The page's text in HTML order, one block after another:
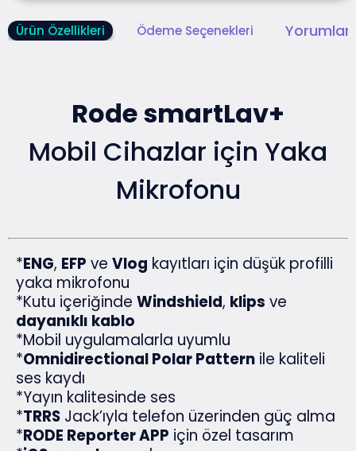
Ürün Özellikleri Ödeme Seçenekleri
Rode smartLav+
Mobil Cihazlar için Yaka
Mikrofonu
*ENG, EFP ve Vlog kayıtları için düşük profilli
yaka mikrofonu
*Kutu içeriğinde Windshield, klips ve
dayanıklı kablo
*Mobil uygulamalarla uyumlu
*Omnidirectional Polar Pattern ile kaliteli
ses kaydı
*Yayın kalitesinde ses
*TRRS Jack’ıyla telefon üzerinden güç alma
*RODE Reporter APP için özel tasarım